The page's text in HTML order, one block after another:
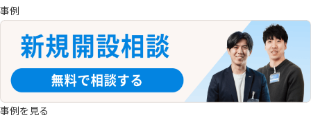
事例
事例を見る